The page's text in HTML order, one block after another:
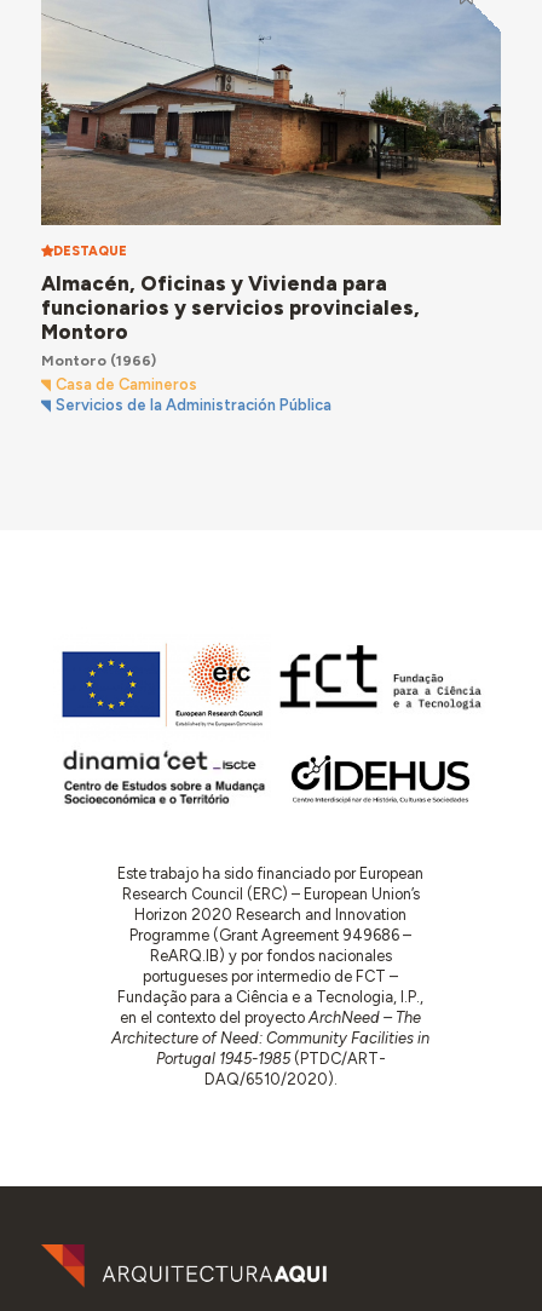
DESTAQUE
Almacén, Oficinas y Vivienda para
funcionarios y servicios provinciales,
Montoro
Montoro(1966)
Casa de Camineros
Servicios de la Administración Pública
Este trabajo ha sido financiado por European
Research Council (ERC) – European Union’s
Horizon 2020 Research and Innovation
Programme (Grant Agreement 949686 –
ReARQ.IB) y por fondos nacionales
portugueses por intermedio de FCT –
Fundação para a Ciência e a Tecnologia, I.P.,
en el contexto del proyectoArchNeed – The
Architecture of Need: Community Facilities in
Portugal 1945-1985(PTDC/ART-
DAQ/6510/2020).